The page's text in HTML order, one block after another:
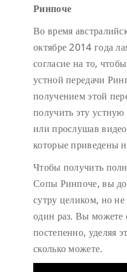
Ринпоче
Во время
октябре 2014 года
согласие на то,
устной передачи
получением этой
получить эту
или прослушав
которые приведены
Чтобы получить
Сопы Ринпоче, вы
сутру целиком, но не
один раз. Вы можете
постепенно, уделяя
сколько можете.